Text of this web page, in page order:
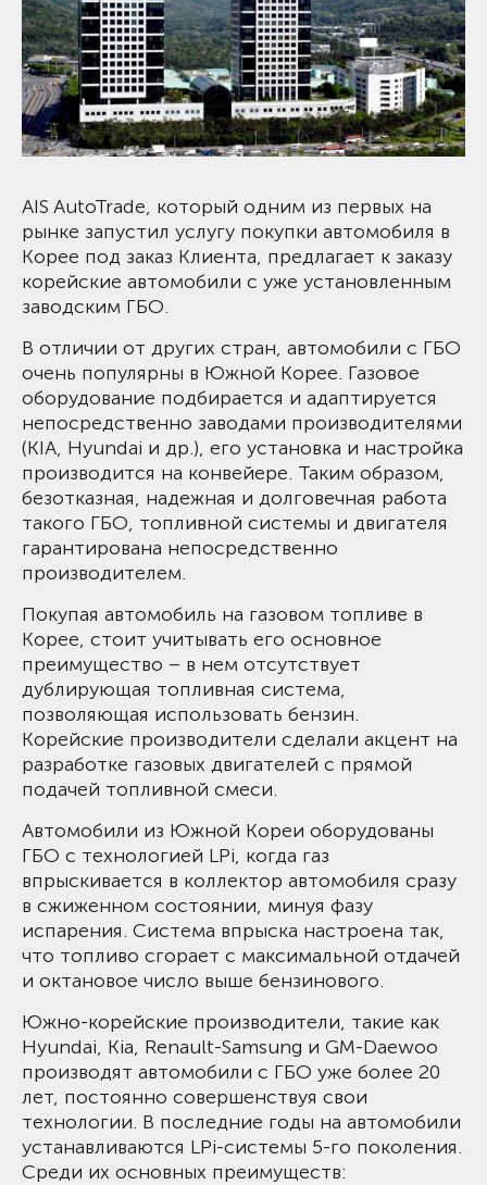
AIS AutoTrade, который одним из первых на
рынке запустил услугу покупки автомобиля в
Корее под заказ Клиента, предлагает к заказу
корейские автомобили с уже установленным
заводским ГБО.
В отличии от других стран, автомобили с ГБО
очень популярны в Южной Корее. Газовое
оборудование подбирается и адаптируется
непосредственно заводами производителями
(KIA, Hyundai и др.), его установка и настройка
производится на конвейере. Таким образом,
безотказная, надежная и долговечная работа
такого ГБО, топливной системы и двигателя
гарантирована непосредственно
производителем.
Покупая автомобиль на газовом топливе в
Корее, стоит учитывать его основное
преимущество – в нем отсутствует
дублирующая топливная система,
позволяющая использовать бензин.
Корейские производители сделали акцент на
разработке газовых двигателей с прямой
подачей топливной смеси.
Автомобили из Южной Кореи оборудованы
ГБО с технологией LPi, когда газ
впрыскивается в коллектор автомобиля сразу
в сжиженном состоянии, минуя фазу
испарения. Система впрыска настроена так,
что топливо сгорает с максимальной отдачей
и октановое число выше бензинового.
Южно-корейские производители, такие как
Hyundai, Kia, Renault-Samsung и GM-Daewoo
производят автомобили с ГБО уже более 20
лет, постоянно совершенствуя свои
технологии. В последние годы на автомобили
устанавливаются LPi-системы 5-го поколения.
Среди их основных преимуществ: